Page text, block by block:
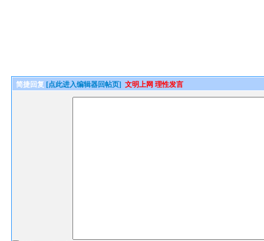
简捷回复 [点此进入编辑器回帖页] 文明上网 理性发言